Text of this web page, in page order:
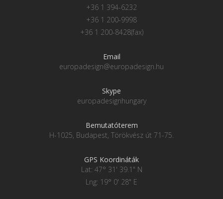
+36 1 394-6232
+36 1 200-9998
+36 1 200-8428(fax)
Email
europadesign@europadesign.hu
Skype
europadesignhungary
Bemutatóterem
H-1025, Budapest, Törökvész út 71-75.
GPS Koordináták
Lat: 47° 31' 39.1" N
Lng: 19° 0' 28" E